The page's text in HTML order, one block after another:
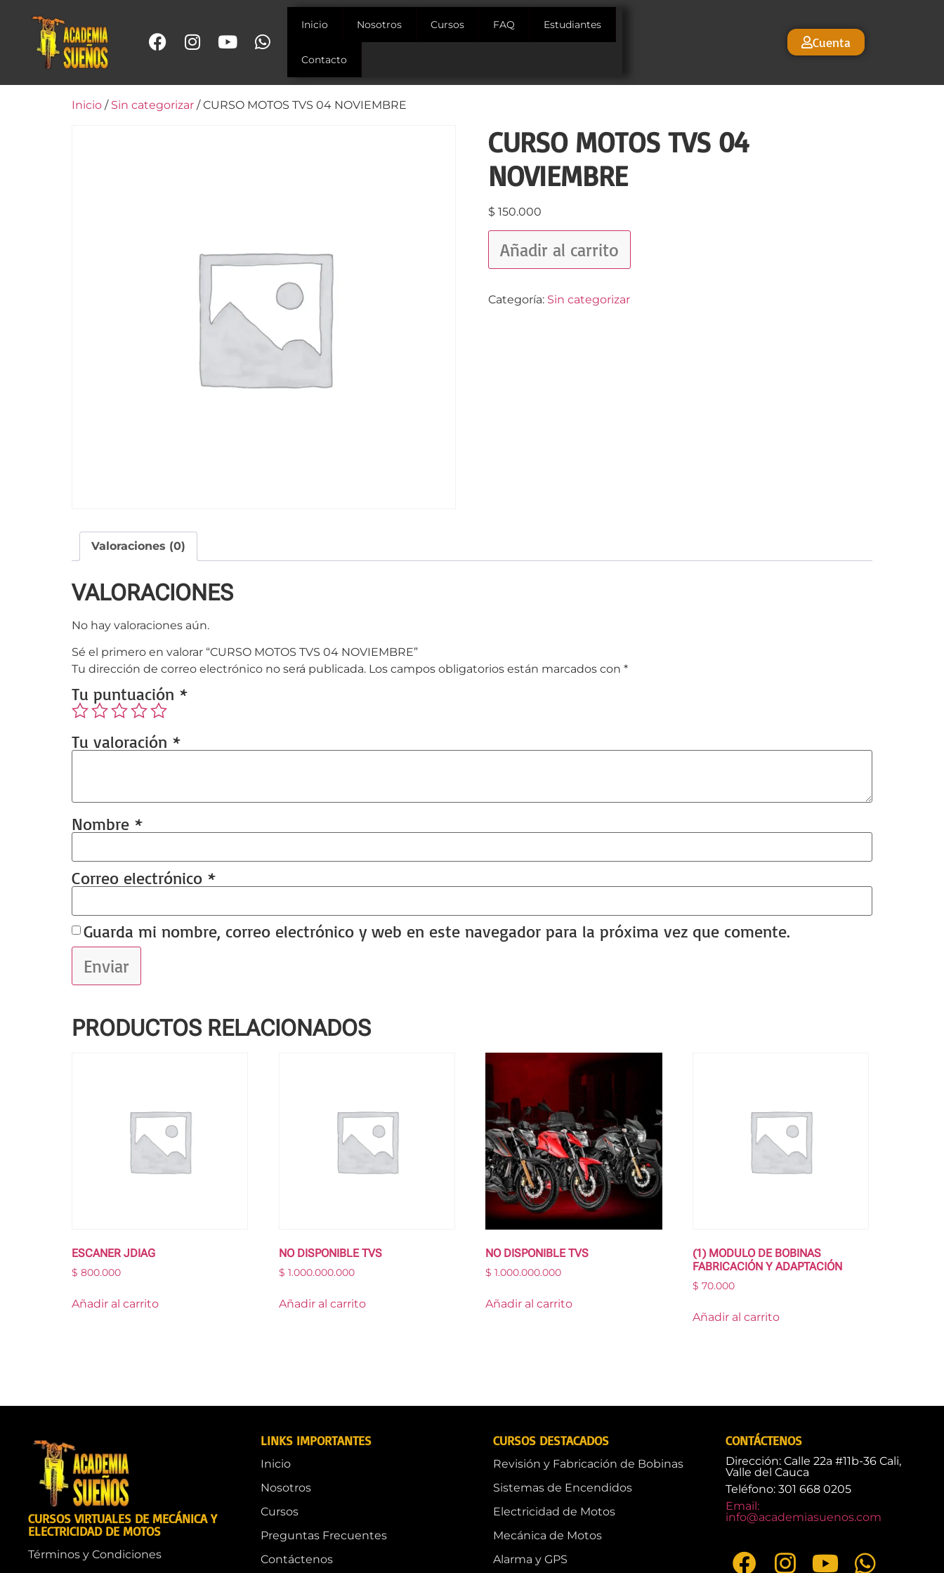
Inicio Nosotros Cursos FAQ Estudiantes
Contacto
Cuenta
Inicio / Sin categorizar / CURSO MOTOS TVS 04 NOVIEMBRE
CURSO MOTOS TVS 04
NOVIEMBRE
$ 150.000
Añadir al carrito
Categoría: Sin categorizar
Valoraciones (0)
VALORACIONES
No hay valoraciones aún.
Sé el primero en valorar “CURSO MOTOS TVS 04 NOVIEMBRE”
Tu dirección de correo electrónico no será publicada. Los campos obligatorios están marcados con *
Tu puntuación *
Tu valoración *
Nombre *
Correo electrónico *
Guarda mi nombre, correo electrónico y web en este navegador para la próxima vez que comente.
PRODUCTOS RELACIONADOS
ESCANER JDIAG
$ 800.000
Añadir al carrito
NO DISPONIBLE TVS
$ 1.000.000.000
Añadir al carrito
NO DISPONIBLE TVS
$ 1.000.000.000
Añadir al carrito
(1) MODULO DE BOBINAS
FABRICACIÓN Y ADAPTACIÓN
$ 70.000
Añadir al carrito
CURSOS VIRTUALES DE MECÁNICA Y
ELECTRICIDAD DE MOTOS
Términos y Condiciones
LINKS IMPORTANTES
Inicio
Nosotros
Cursos
Preguntas Frecuentes
Contáctenos
CURSOS DESTACADOS
Revisión y Fabricación de Bobinas
Sistemas de Encendidos
Electricidad de Motos
Mecánica de Motos
Alarma y GPS
CONTÁCTENOS
Dirección: Calle 22a #11b-36 Cali,
Valle del Cauca
Teléfono: 301 668 0205
Email:
info@academiasuenos.com